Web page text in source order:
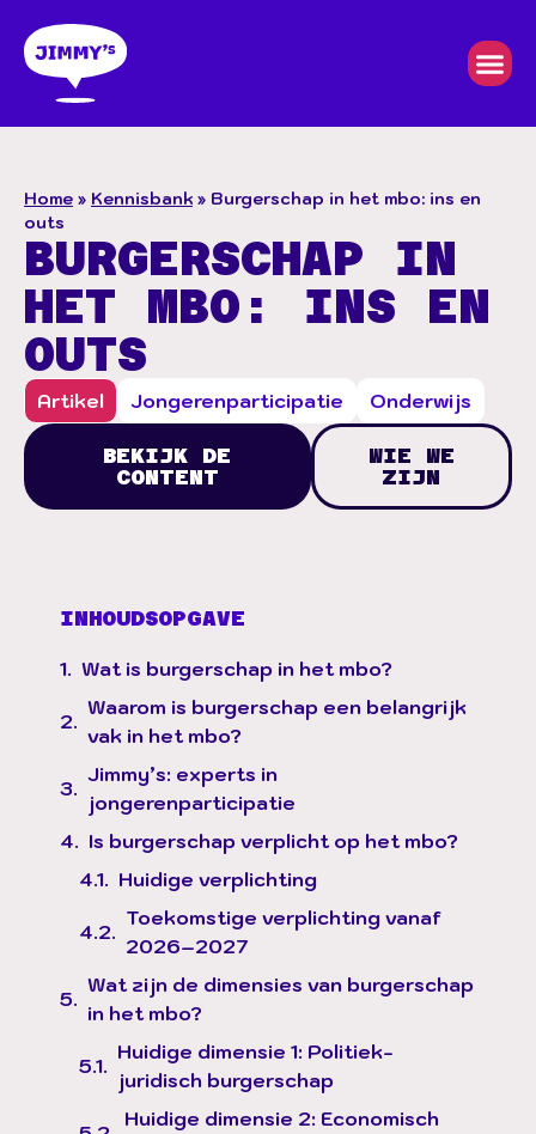
Home » Kennisbank » Burgerschap in het mbo: ins en
outs
BURGERSCHAP IN
HET MBO: INS EN
OUTS
Artikel Jongerenparticipatie Onderwijs
BEKIJK DE
CONTENT
WIE WE
ZIJN
INHOUDSOPGAVE
Wat is burgerschap in het mbo?
Waarom is burgerschap een belangrijk
vak in het mbo?
Jimmy’s: experts in
jongerenparticipatie
Is burgerschap verplicht op het mbo?
Huidige verplichting
Toekomstige verplichting vanaf
2026–2027
Wat zijn de dimensies van burgerschap
in het mbo?
Huidige dimensie 1: Politiek-
juridisch burgerschap
Huidige dimensie 2: Economisch